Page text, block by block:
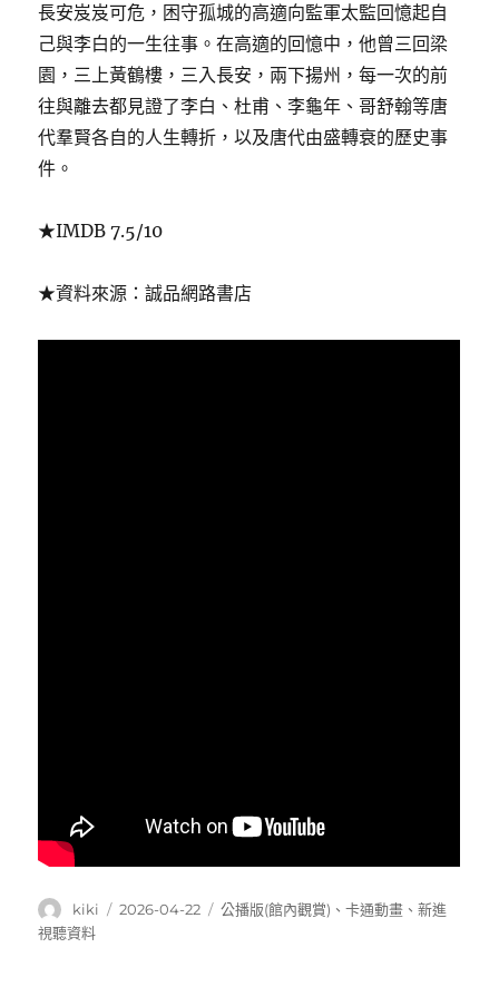
長安岌岌可危，困守孤城的高適向監軍太監回憶起自
己與李白的一生往事。在高適的回憶中，他曾三回梁
園，三上黃鶴樓，三入長安，兩下揚州，每一次的前
往與離去都見證了李白、杜甫、李龜年、哥舒翰等唐
代羣賢各自的人生轉折，以及唐代由盛轉衰的歷史事
件。
★IMDB 7.5/10
★資料來源：誠品網路書店
作
者
kiki
發
2026-04-22
分
公播版(館內觀賞) 、卡通動畫 、新進
視聽資料